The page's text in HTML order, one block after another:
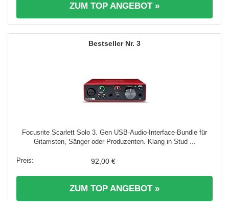
ZUM TOP ANGEBOT »
3
Focusrite Scarlett Solo 3. Gen USB-Audio-Interface-Bundle für
Gitarristen, Sänger oder Produzenten. Klang in Stud ...
92,00 €
ZUM TOP ANGEBOT »